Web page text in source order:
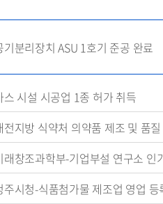
기분리장치 ASU 1호기 준공 완료
스 시설 시공업 1종 허가 취득
전지방 식약처 의약품 제조 및 품
래창조과학부-기업부설 연구소 인
주시청-식품첨가물 제조업 영업